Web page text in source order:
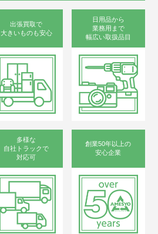
出張買取で
大きいものも安心
日用品から
業務用まで
幅広い取扱品目
多様な
自社トラックで
対応可
創業50年以上の
安心企業